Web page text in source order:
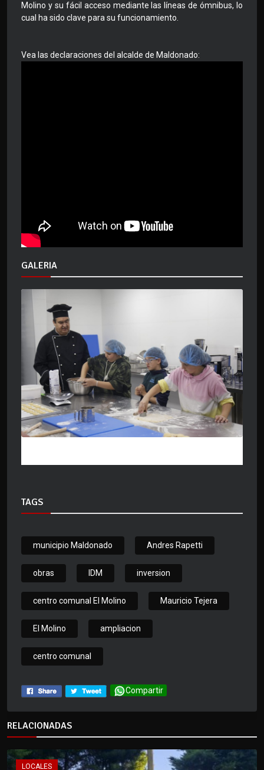
Molino y su fácil acceso mediante las líneas de ómnibus, lo
cual ha sido clave para su funcionamiento.
Vea las declaraciones del alcalde de Maldonado:
GALERIA
TAGS
municipio Maldonado Andres Rapetti
obras IDM inversion
centro comunal El Molino Mauricio Tejera
El Molino ampliacion
centro comunal
Compartir
RELACIONADAS
LOCALES